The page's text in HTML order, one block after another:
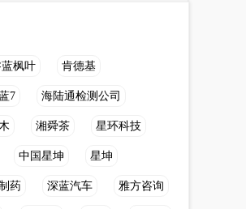
枫叶 肯德基
7 海陆通检测公司
湘舜茶 星环科技
中国星坤 星坤
药 深蓝汽车 雅方咨询